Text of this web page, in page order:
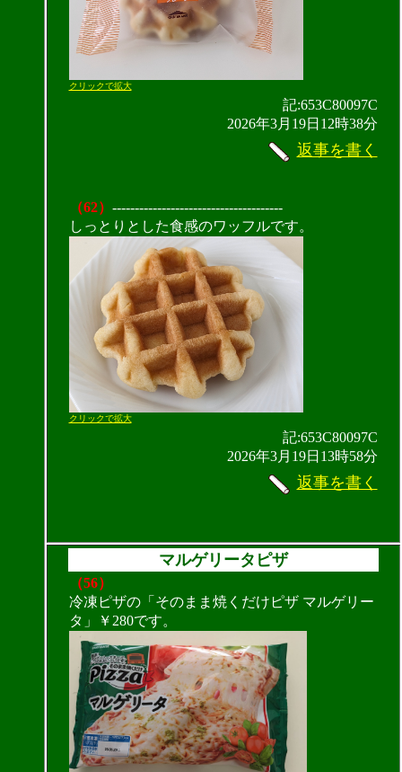
クリックで拡大
記:653C80097C
2026年3月19日12時38分
返事を書く
（62） --------------------------------------
しっとりとした食感のワッフルです。
クリックで拡大
記:653C80097C
2026年3月19日13時58分
返事を書く
マルゲリータピザ
（56）
冷凍ピザの「そのまま焼くだけピザ マルゲリー
タ」￥280です。